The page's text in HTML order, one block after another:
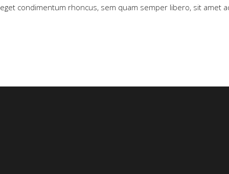
eget condimentum rhoncus, sem quam semper libero, sit amet